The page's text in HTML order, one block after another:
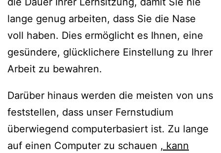
lange genug arbeiten, dass Sie die Nase
voll haben. Dies ermöglicht es Ihnen, eine
gesündere, glücklichere Einstellung zu Ihrer
Arbeit zu bewahren.
Darüber hinaus werden die meisten von uns
feststellen, dass unser Fernstudium
überwiegend computerbasiert ist. Zu lange
auf einen Computer zu schauen , kann